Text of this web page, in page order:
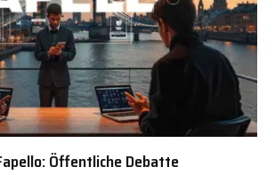
Öffentliche Debatte